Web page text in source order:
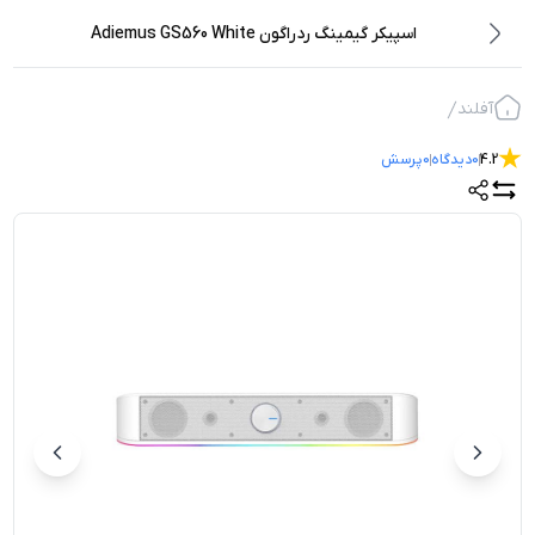
اسپیکر گیمینگ ردراگون Adiemus GS560 White
آفلند
4.2
0دیدگاه0پرسش